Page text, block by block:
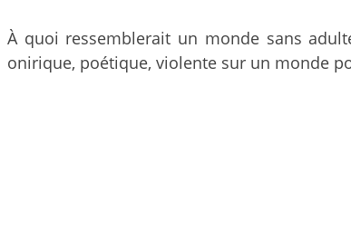
À quoi ressemblerait un monde sans
onirique, poétique, violente sur un monde